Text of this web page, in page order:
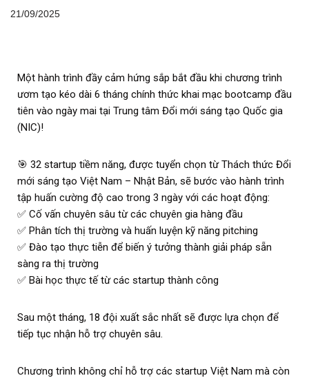
21/09/2025
Một hành trình đầy cảm hứng sắp bắt đầu khi chương trình
ươm tạo kéo dài 6 tháng chính thức khai mạc bootcamp đầu
tiên vào ngày mai tại Trung tâm Đổi mới sáng tạo Quốc gia
(NIC)!
🎯 32 startup tiềm năng, được tuyển chọn từ Thách thức Đổi
mới sáng tạo Việt Nam – Nhật Bản, sẽ bước vào hành trình
tập huấn cường độ cao trong 3 ngày với các hoạt động:
✅ Cố vấn chuyên sâu từ các chuyên gia hàng đầu
✅ Phân tích thị trường và huấn luyện kỹ năng pitching
✅ Đào tạo thực tiễn để biến ý tưởng thành giải pháp sẵn
sàng ra thị trường
✅ Bài học thực tế từ các startup thành công
Sau một tháng, 18 đội xuất sắc nhất sẽ được lựa chọn để
tiếp tục nhận hỗ trợ chuyên sâu.
Chương trình không chỉ hỗ trợ các startup Việt Nam mà còn